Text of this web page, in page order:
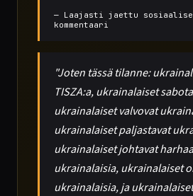
— Laajasti jaettu
kommentaari
"Joten tässä tilanne:
TISZA:a, ukrainalaiset
ukrainalaiset valvovat
ukrainalaiset paljastavat
ukrainalaiset johtavat
ukrainalaisia, ukrainalaiset
ukrainalaisia, ja